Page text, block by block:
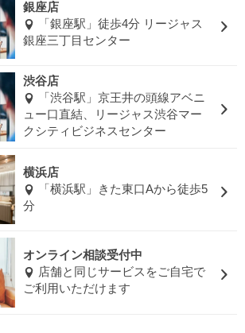
銀座店
「銀座駅」徒歩4分 リージャス
銀座三丁目センター
渋谷店
「渋谷駅」京王井の頭線アベニ
ュー口直結、リージャス渋谷マー
クシティビジネスセンター
横浜店
「横浜駅」きた東口Aから徒歩5
分
オンライン相談受付中
店舗と同じサービスをご自宅で
ご利用いただけます